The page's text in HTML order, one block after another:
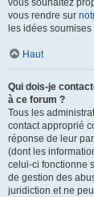
vous souhaitez
vous rendre sur
les idées
Haut
Qui dois-je
à ce forum ?
Tous les
contact approprié
réponse de leur
(dont les
celui-ci fonctionne
de gestion des
juridiction et ne